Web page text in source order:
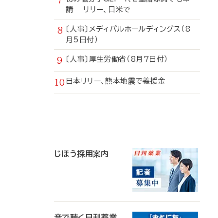
請 リリー、日米で
〔人事〕メディパルホールディングス（8
月5日付）
〔人事〕厚生労働省（8月7日付）
日本リリー、熊本地震で義援金
じほう採用案内